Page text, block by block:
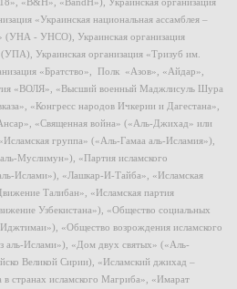
«Украинская национальная ассамблея –
(УНА - УНСО), Украинская организация
(УПА), Украинская организация «Тризуб им.
«Братство», Полк «Азов», «Айдар»,
«ВОЛЯ», «Высший военный Маджлисуль Шура
«Конгресс народов Ичкерии и Дагестана»,
«Священная война» («Аль-Джихад» или
группа» («Аль-Гамаа аль-Исламия»),
Муслимун»), «Партия исламского
Ислами»), «Лашкар-И-Тайба», «Исламская
Талибан», «Исламская партия
Узбекистана»), «Общество социальных
«Общество возрождения исламского
аль-Ислами»), «Дом двух святых» («Аль-
Великой Сирии), «Исламский джихад –
странах исламского Магриба», «Имарат